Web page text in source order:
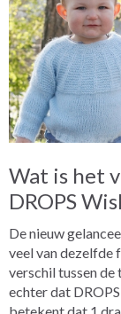
Wat is het
DROPS
De nieuw
veel van dezelfde
verschil tussen
echter dat